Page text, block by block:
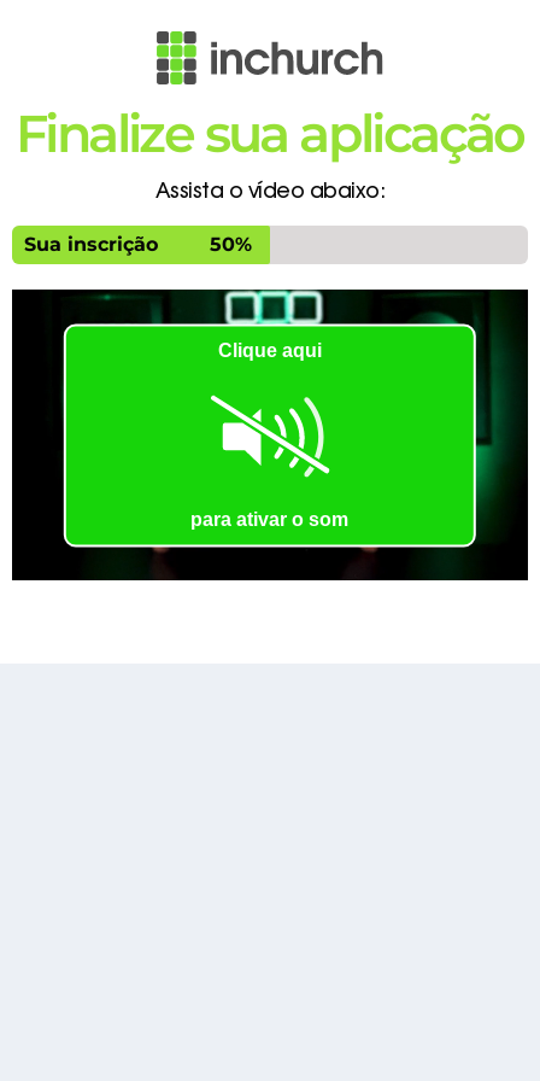
Finalize sua aplicação
Assista o vídeo abaixo:
Sua inscrição 50%